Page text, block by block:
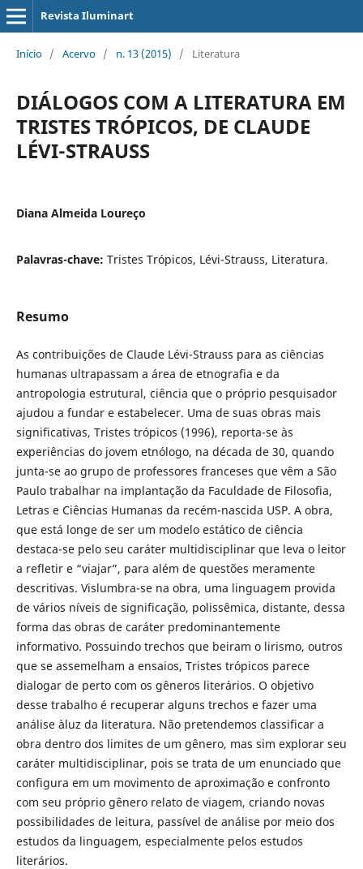
Revista Iluminart
Início / Acervo / n. 13 (2015) / Literatura
DIÁLOGOS COM A LITERATURA EM
TRISTES TRÓPICOS, DE CLAUDE
LÉVI-STRAUSS
Diana Almeida Loureço
Palavras-chave: Tristes Trópicos, Lévi-Strauss, Literatura.
Resumo
As contribuições de Claude Lévi-Strauss para as ciências
humanas ultrapassam a área de etnografia e da
antropologia estrutural, ciência que o próprio pesquisador
ajudou a fundar e estabelecer. Uma de suas obras mais
significativas, Tristes trópicos (1996), reporta-se às
experiências do jovem etnólogo, na década de 30, quando
junta-se ao grupo de professores franceses que vêm a São
Paulo trabalhar na implantação da Faculdade de Filosofia,
Letras e Ciências Humanas da recém-nascida USP. A obra,
que está longe de ser um modelo estático de ciência
destaca-se pelo seu caráter multidisciplinar que leva o leitor
a refletir e “viajar”, para além de questões meramente
descritivas. Vislumbra-se na obra, uma linguagem provida
de vários níveis de significação, polissêmica, distante, dessa
forma das obras de caráter predominantemente
informativo. Possuindo trechos que beiram o lirismo, outros
que se assemelham a ensaios, Tristes trópicos parece
dialogar de perto com os gêneros literários. O objetivo
desse trabalho é recuperar alguns trechos e fazer uma
análise àluz da literatura. Não pretendemos classificar a
obra dentro dos limites de um gênero, mas sim explorar seu
caráter multidisciplinar, pois se trata de um enunciado que
configura em um movimento de aproximação e confronto
com seu próprio gênero relato de viagem, criando novas
possibilidades de leitura, passível de análise por meio dos
estudos da linguagem, especialmente pelos estudos
literários.